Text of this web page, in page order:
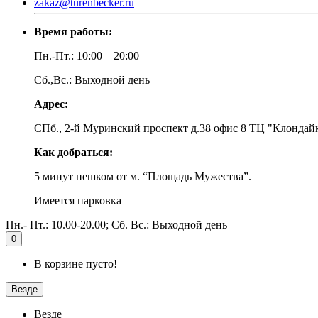
zakaz@turenbecker.ru
Время работы:
Пн.-Пт.: 10:00 – 20:00
Сб.,Вс.: Выходной день
Адрес:
СПб., 2-й Муринский проспект д.38 офис 8 ТЦ
Как добраться:
5 минут пешком от м. “Площадь Мужества”.
Имеется парковка
Пн.- Пт.: 10.00-20.00; Сб. Вс.: Выходной день
0
В корзине пусто!
Везде
Везде